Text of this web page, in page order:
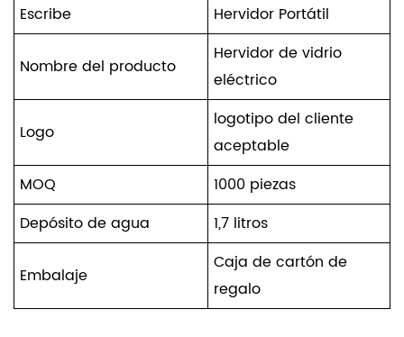
Escribe Hervidor Portátil
Nombre del producto
Hervidor de vidrio
eléctrico
Logo
logotipo del cliente
aceptable
MOQ
1000 piezas
Depósito de agua
1,7 litros
Embalaje
Caja de cartón de
regalo